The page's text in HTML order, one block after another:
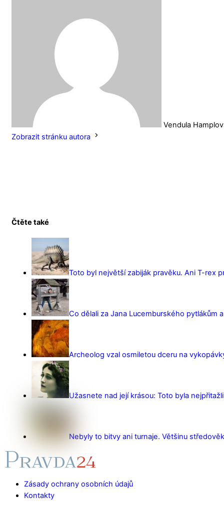
Vendula
Zobrazit stránku autora
Čtěte také
Toto byl největší zabiják pravěku. Ani T-rex
Co dělali za Jana Lucemburského pytlákům
Archeolog vzal osmiletou dceru na
Užasnete nad její krásou: Toto byla
Nebyly to bitvy ani turnaje. Většinu
Zásady ochrany osobních údajů
Kontakty